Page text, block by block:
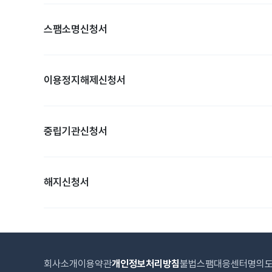
스팸소명신청서
이용정지해제신청서
중립기관신청서
해지신청서
회사소개 이용약관개인정보처리방침불법스팸대응센터 명의